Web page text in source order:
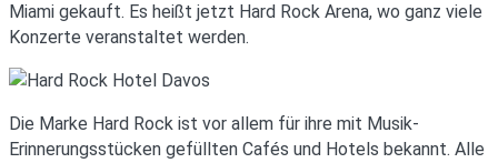
Miami gekauft. Es heißt jetzt Hard Rock Arena, wo ganz viele
Konzerte veranstaltet werden.
Die Marke Hard Rock ist vor allem für ihre mit Musik-
Erinnerungsstücken gefüllten Cafés und Hotels bekannt. Alle